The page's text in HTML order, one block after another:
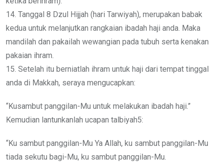
14. Tanggal 8 Dzul Hijjah (hari Tarwiyah), merupakan babak
kedua untuk melanjutkan rangkaian ibadah haji anda. Maka
mandilah dan pakailah wewangian pada tubuh serta kenakan
pakaian ihram.
15. Setelah itu berniatlah ihram untuk haji dari tempat tinggal
anda di Makkah, seraya mengucapkan:
“Kusambut panggilan-Mu untuk melakukan ibadah haji.”
Kemudian lantunkanlah ucapan talbiyah5:
“Ku sambut panggilan-Mu Ya Allah, ku sambut panggilan-Mu
tiada sekutu bagi-Mu, ku sambut panggilan-Mu.